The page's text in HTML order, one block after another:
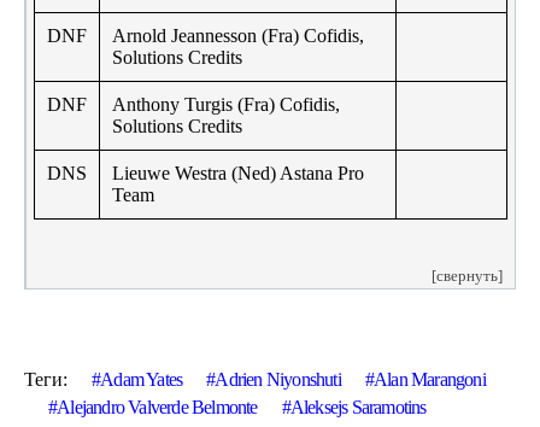
DNF
Arnold Jeannesson (Fra) Cofidis,
Solutions Credits
DNF
Anthony Turgis (Fra) Cofidis,
Solutions Credits
DNS
Lieuwe Westra (Ned) Astana Pro
Team
[свернуть]
Теги: Adam Yates Adrien Niyonshuti
Alan Marangoni
Alejandro Valverde Belmonte
Aleksejs Saramotins